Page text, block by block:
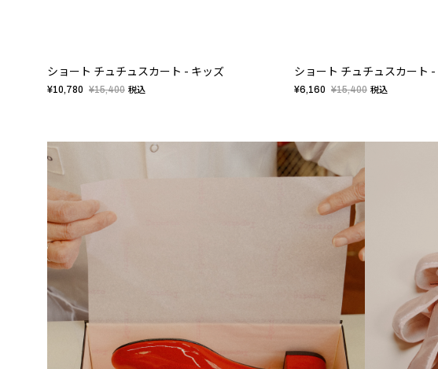
ショート チュチュスカート - キッズ
¥10,780 ¥15,400 税込
ショート チュチュスカート -
¥6,160 ¥15,400 税込